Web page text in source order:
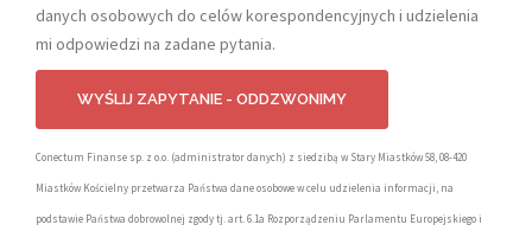
danych osobowych do celów korespondencyjnych i udzielenia
mi odpowiedzi na zadane pytania.
Conectum Finanse sp. z o.o. (administrator danych) z siedzibą w Stary Miastków 58, 08-420
Miastków Kościelny przetwarza Państwa dane osobowe w celu udzielenia informacji, na
podstawie Państwa dobrowolnej zgody tj. art. 6.1a Rozporządzeniu Parlamentu Europejskiego i